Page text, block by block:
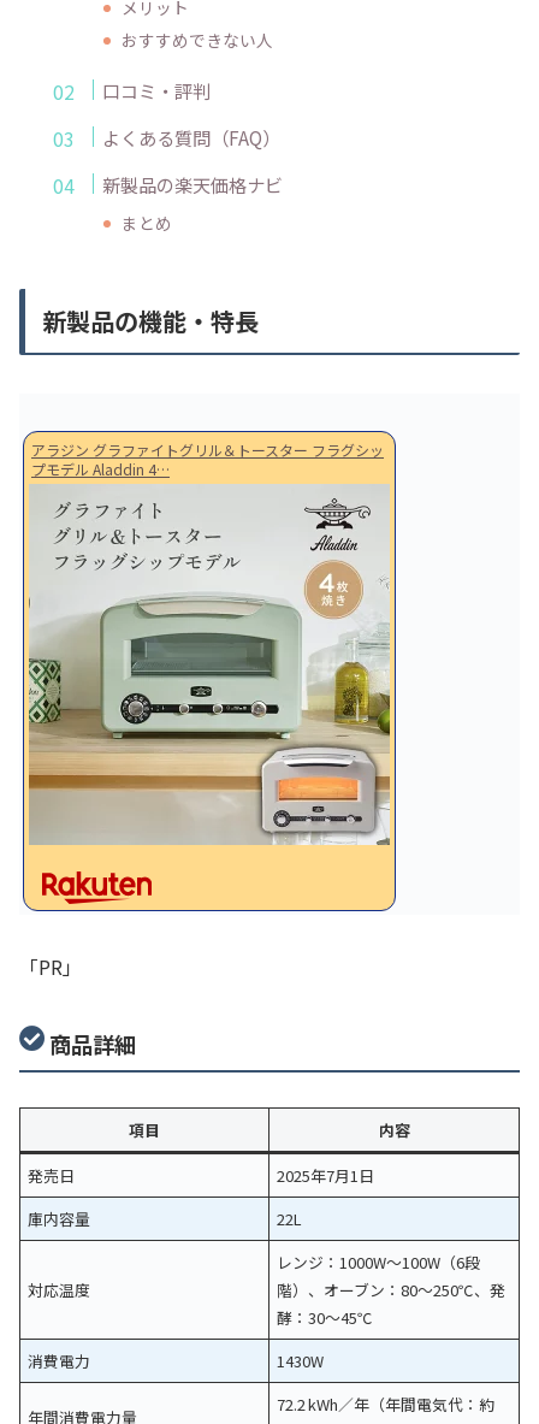
メリット
おすすめできない人
口コミ・評判
よくある質問（FAQ）
新製品の楽天価格ナビ
まとめ
新製品の機能・特長
アラジン グラファイトグリル＆トースター フラグシッ
プモデル Aladdin 4…
「PR」
商品詳細
項目
内容
発売日
2025年7月1日
庫内容量
22L
対応温度
レンジ：1000W～100W（6段
階）、オーブン：80～250℃、発
酵：30～45℃
消費電力
1430W
年間消費電力量
72.2 kWh／年（年間電気代：約